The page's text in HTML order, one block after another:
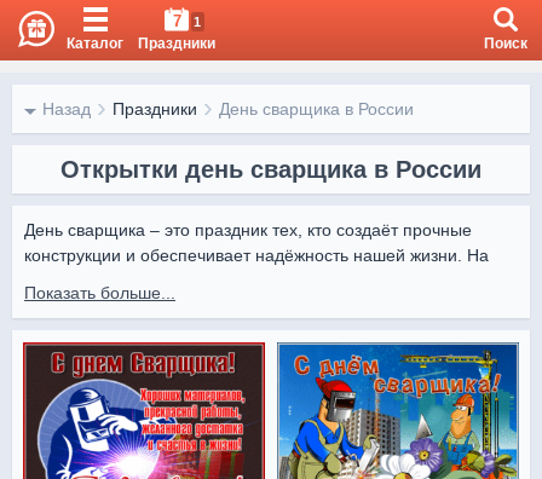
Каталог
7 1
Праздники Поиск
Назад Праздники День сварщика в России
Открытки день сварщика в России
День сварщика – это праздник тех, кто создаёт прочные
конструкции и обеспечивает надёжность нашей жизни. На
изображениями и искренними словами благодарности.
Красивые картинки можно отправить коллегам, друзьям и
близким, подчеркнув их мастерство и трудолюбие.
Показать больше...